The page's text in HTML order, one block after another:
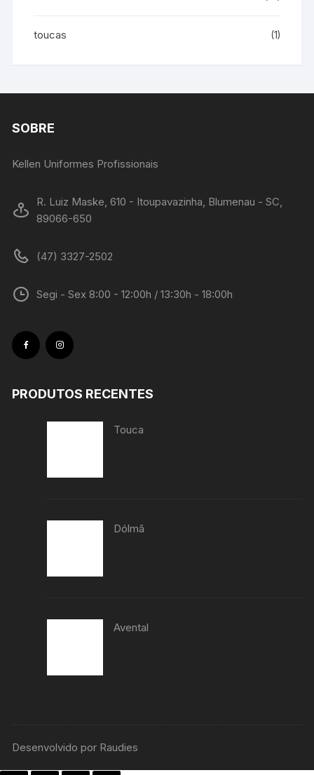
toucas (1)
SOBRE
Kellen Uniformes Profissionais
R. Luiz Maske, 610 - Itoupavazinha, Blumenau - SC,
89066-650
(47) 3327-2502
Segi - Sex 8:00 - 12:00h / 13:30h - 18:00h
PRODUTOS RECENTES
Touca
Dólmã
Avental
Desenvolvido por Raudies